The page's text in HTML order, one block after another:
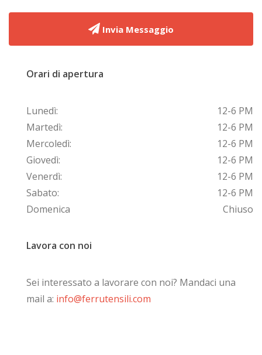
Invia Messaggio
Orari di apertura
Lunedì:
12-6 PM
Martedì:
12-6 PM
Mercoledì:
12-6 PM
Giovedì:
12-6 PM
Venerdì:
12-6 PM
Sabato:
12-6 PM
Domenica
Chiuso
Lavora con noi
Sei interessato a lavorare con noi? Mandaci una
mail a: info@ferrutensili.com